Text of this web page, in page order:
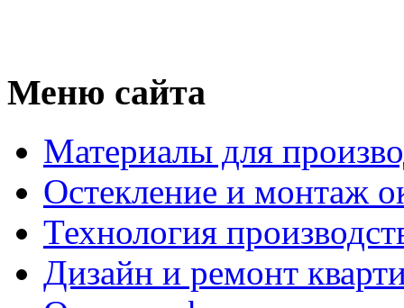
Меню сайта
Материалы для
Остекление и монтаж
Технология
Дизайн и ремонт